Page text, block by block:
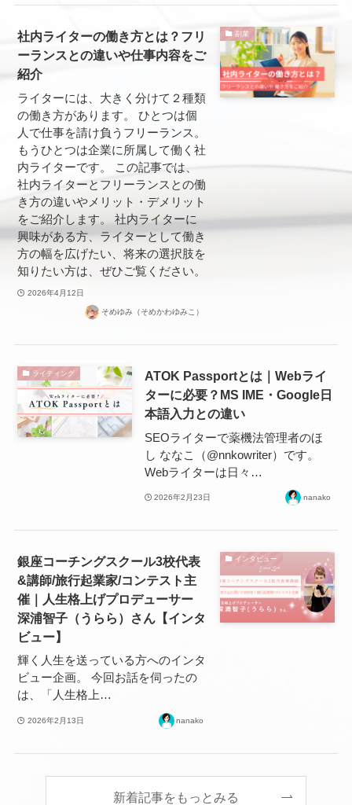
副業
社内ライターの働き方とは？フリ
ーランスとの違いや仕事内容をご
紹介
ライターには、大きく分けて２種類
の働き方があります。 ひとつは個
人で仕事を請け負うフリーランス。
もうひとつは企業に所属して働く社
内ライターです。 この記事では、
社内ライターとフリーランスとの働
き方の違いやメリット・デメリット
をご紹介します。 社内ライターに
興味がある方、ライターとして働き
方の幅を広げたい、将来の選択肢を
知りたい方は、ぜひご覧ください。
2026年4月12日
そめゆみ（そめかわゆみこ）
ライティング
ATOK Passportとは｜Webライ
ターに必要？MS IME・Google日
本語入力との違い
SEOライターで薬機法管理者のほ
し ななこ（@nnkowriter）です。
Webライターは日々…
2026年2月23日 nanako
インタビュー
銀座コーチングスクール3校代表
&講師/旅行起業家/コンテスト主
催｜人生格上げプロデューサー
深浦智子（うらら）さん【インタ
ビュー】
輝く人生を送っている方へのインタ
ビュー企画。 今回お話を伺ったの
は、「人生格上…
2026年2月13日 nanako
新着記事をもっとみる